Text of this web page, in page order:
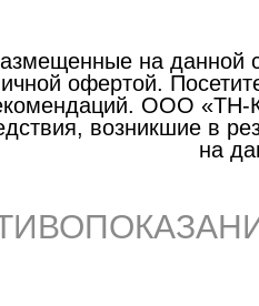
на данной
офертой.
ООО «ТН-
возникшие в
на